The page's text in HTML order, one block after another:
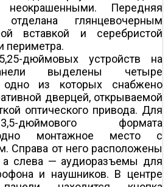
неокрашенными. Передняя
глянцево­черным
вставкой и серебристой
периметра.
дюймовых устройств на
выделены четыре
из которых снабжено
дверцей, открываемой
оптического привода. Для
дюймового формата
одно монтажное место с
Справа от него расположены
а слева — аудиоразъемы для
и наушников. В центре